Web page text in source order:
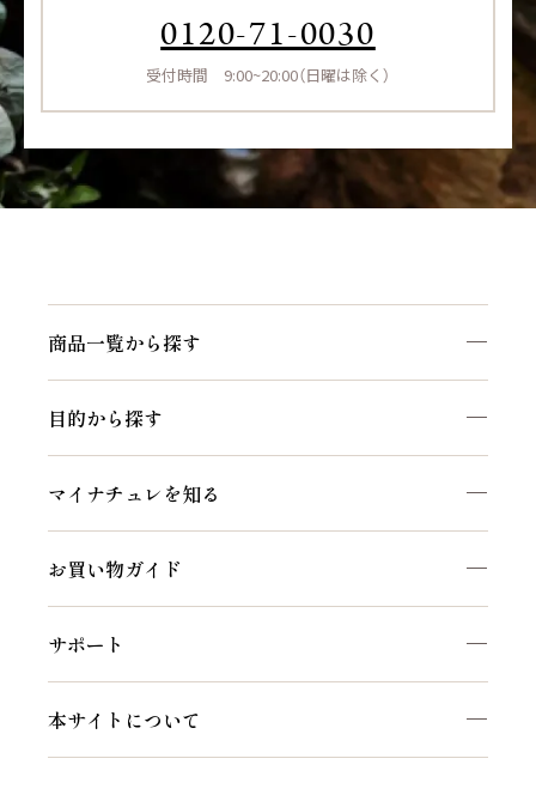
0120-71-0030
受付時間 9:00~20:00（日曜は除く）
商品一覧から探す
マイナチュレシリーズ
サポートアイテム
お得なおまとめ定期コース
目的から探す
ヘアケア
白髪ケア
インナーケア
マイナチュレを知る
マイナチュレコラム
セルフケア動画
お買い物ガイド
ご利用方法
会員特典について
サポート
よくあるご質問
本サイトについて